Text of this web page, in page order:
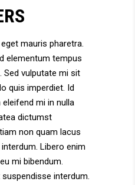
mauris pharetra.
elementum tempus
Sed vulputate mi sit
quis imperdiet. Id
mi in nulla
dictumst
non quam lacus
Libero enim
mi bibendum.
interdum.